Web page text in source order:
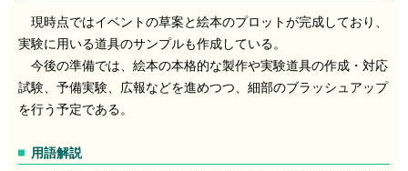
現時点ではイベントの草案と絵本のプロットが完成しており、
実験に用いる道具のサンプルも作成している。
今後の準備では、絵本の本格的な製作や実験道具の作成・対応
試験、予備実験、広報などを進めつつ、細部のブラッシュアップ
を行う予定である。
用語解説